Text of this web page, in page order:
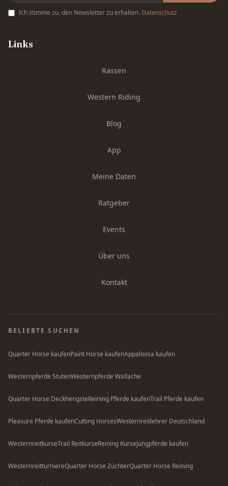
Ich stimme zu, den Newsletter zu erhalten. Datenschutz
Links
Rassen
Western Riding
Blog
App
Meine Daten
Ratgeber
Events
Über uns
Kontakt
BELIEBTE SUCHEN
Quarter Horse kaufenPaint Horse kaufenAppaloosa kaufen
Westernpferde StutenWesternpferde Wallache
Quarter Horse DeckhengsteReining Pferde kaufenTrail Pferde kaufen
Pleasure Pferde kaufenCutting HorsesWesternreitlehrer Deutschland
WesternreitkurseTrail ReitkurseReining KurseJungpferde kaufen
WesternreitturniereQuarter Horse ZüchterQuarter Horse Reining